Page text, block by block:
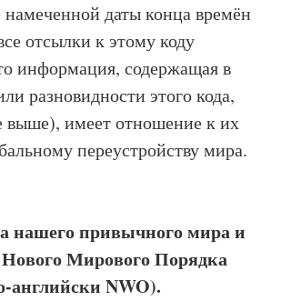
даты конца времён
отсылки к этому коду
информация, содержащая в
разновидности этого кода,
выше), имеет отношение к их
переустройству мира.
нашего привычного мира и
Нового Мирового Порядка
NWO).